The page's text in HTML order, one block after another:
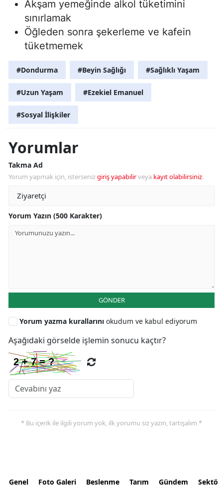
Akşam yemeğinde alkol tüketimini
sınırlamak
Öğleden sonra şekerleme ve kafein
tüketmemek
#Dondurma #Beyin Sağlığı #Sağlıklı Yaşam
#Uzun Yaşam #Ezekiel Emanuel
#Sosyal İlişkiler
Yorumlar
Takma Ad
Yorum yapmak için, istersenizgiriş yapabilirveya kayıt olabilirsiniz.
Yorum Yazın (500 Karakter)
GÖNDER
Yorum yazma kurallarını okudum ve kabul ediyorum
Aşağıdaki görselde işlemin sonucu kaçtır?
* Bu içerik ile ilgili yorum yok, ilk yorumu siz yazın, tartışalım *
Genel Foto Galeri Beslenme Tarım Gündem